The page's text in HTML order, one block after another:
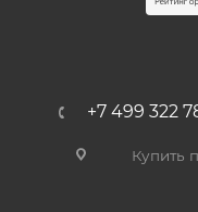
+7 499 322
Купить